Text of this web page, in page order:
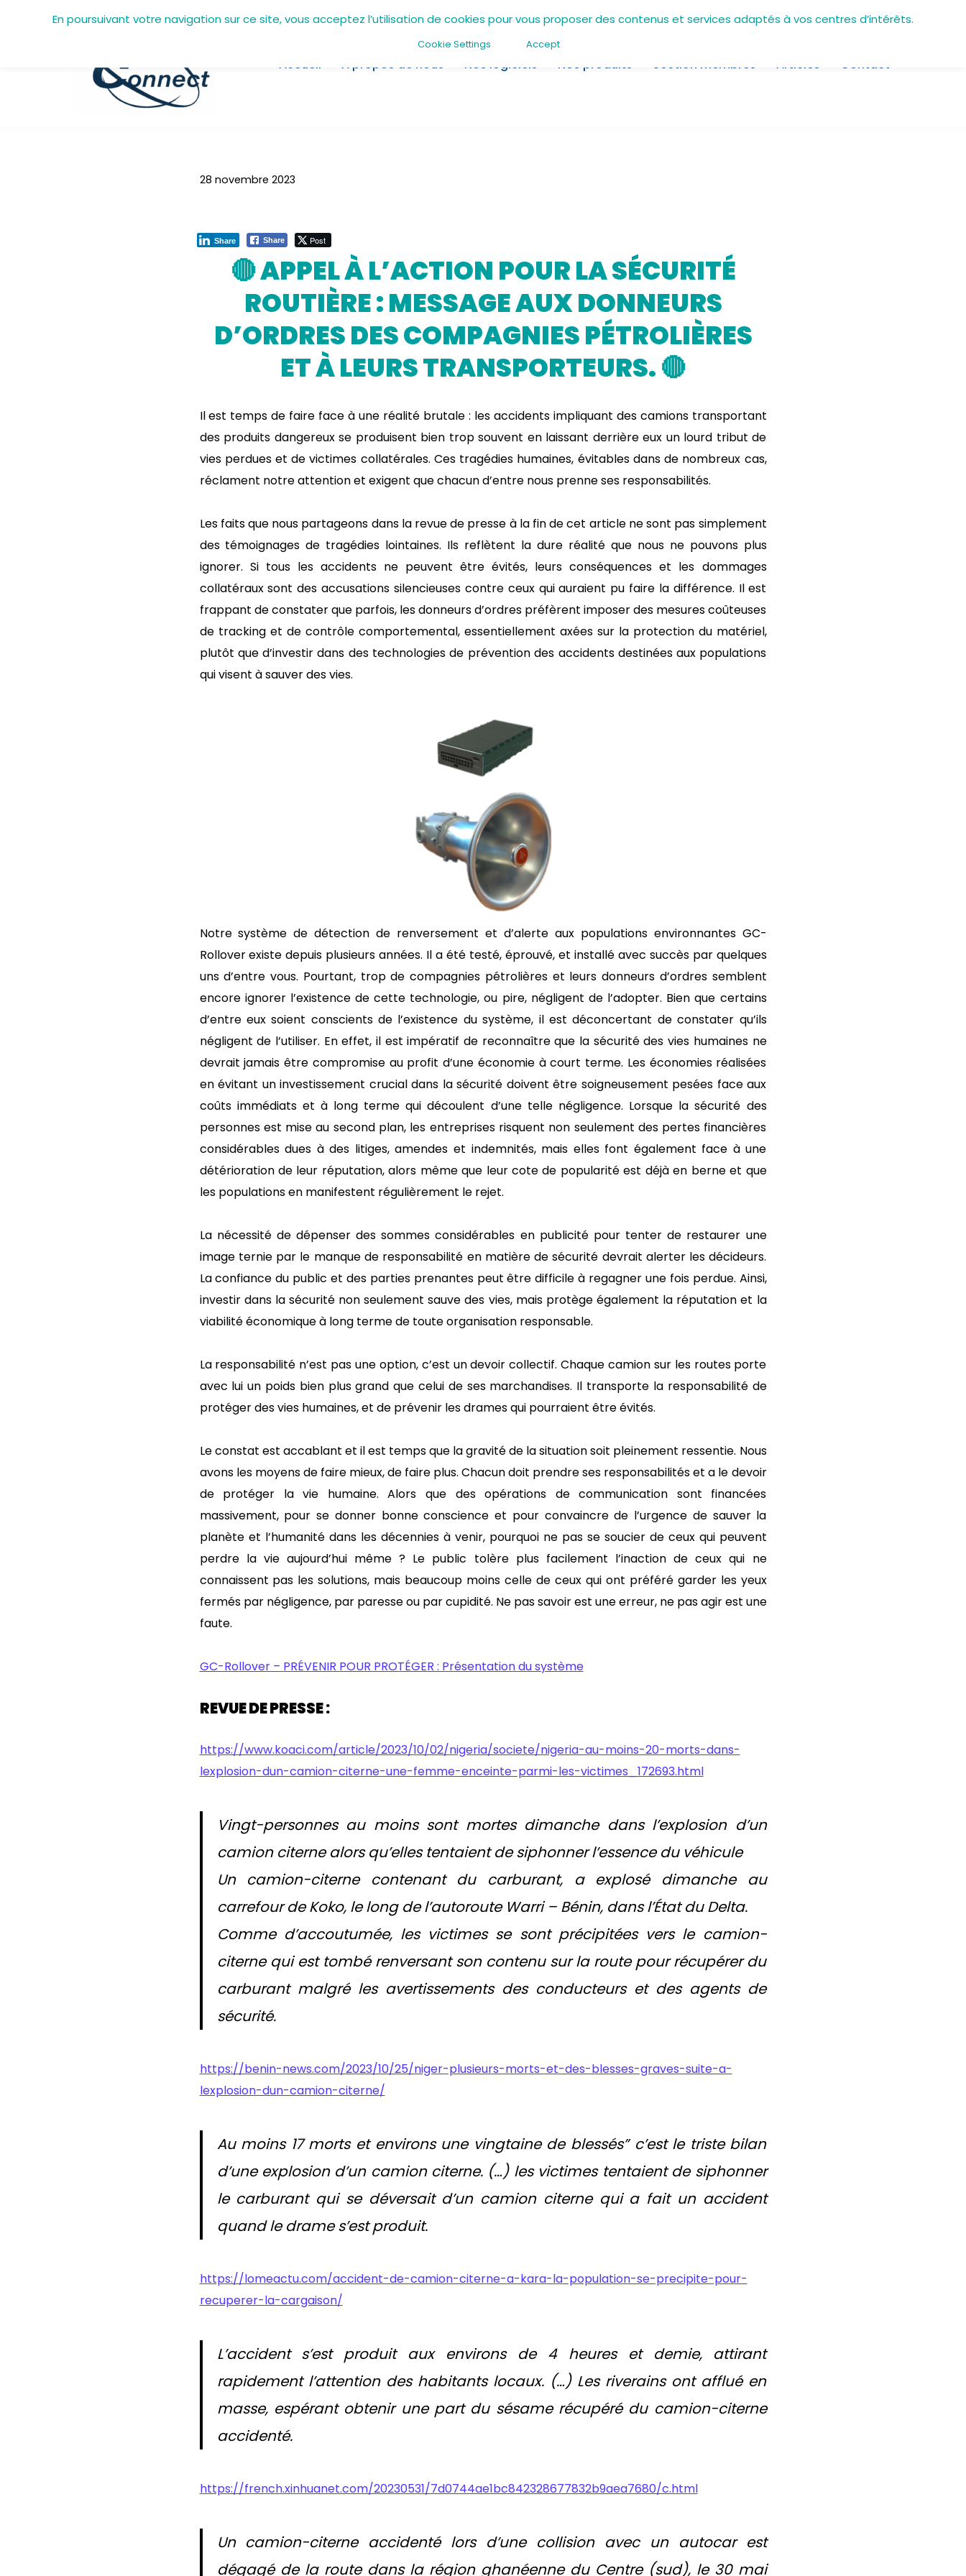
Accueil A propos de nous Nos logiciels Nos produits Section membres Articles Contact
28 novembre 2023
Share Post
Share
🔴 APPEL À L’ACTION POUR LA SÉCURITÉ
ROUTIÈRE : MESSAGE AUX DONNEURS
D’ORDRES DES COMPAGNIES PÉTROLIÈRES
ET À LEURS TRANSPORTEURS. 🔴
Il est temps de faire face à une réalité brutale : les accidents impliquant des camions transportant
des produits dangereux se produisent bien trop souvent en laissant derrière eux un lourd tribut de
vies perdues et de victimes collatérales. Ces tragédies humaines, évitables dans de nombreux cas,
réclament notre attention et exigent que chacun d’entre nous prenne ses responsabilités.
Les faits que nous partageons dans la revue de presse à la fin de cet article ne sont pas simplement
des témoignages de tragédies lointaines. Ils reflètent la dure réalité que nous ne pouvons plus
ignorer. Si tous les accidents ne peuvent être évités, leurs conséquences et les dommages
collatéraux sont des accusations silencieuses contre ceux qui auraient pu faire la différence. Il est
frappant de constater que parfois, les donneurs d’ordres préfèrent imposer des mesures coûteuses
de tracking et de contrôle comportemental, essentiellement axées sur la protection du matériel,
plutôt que d’investir dans des technologies de prévention des accidents destinées aux populations
qui visent à sauver des vies.
Notre système de détection de renversement et d’alerte aux populations environnantes GC-
Rollover existe depuis plusieurs années. Il a été testé, éprouvé, et installé avec succès par quelques
uns d’entre vous. Pourtant, trop de compagnies pétrolières et leurs donneurs d’ordres semblent
encore ignorer l’existence de cette technologie, ou pire, négligent de l’adopter. Bien que certains
d’entre eux soient conscients de l’existence du système, il est déconcertant de constater qu’ils
négligent de l’utiliser. En effet, il est impératif de reconnaître que la sécurité des vies humaines ne
devrait jamais être compromise au profit d’une économie à court terme. Les économies réalisées
en évitant un investissement crucial dans la sécurité doivent être soigneusement pesées face aux
coûts immédiats et à long terme qui découlent d’une telle négligence. Lorsque la sécurité des
personnes est mise au second plan, les entreprises risquent non seulement des pertes financières
considérables dues à des litiges, amendes et indemnités, mais elles font également face à une
détérioration de leur réputation, alors même que leur cote de popularité est déjà en berne et que
les populations en manifestent régulièrement le rejet.
La nécessité de dépenser des sommes considérables en publicité pour tenter de restaurer une
image ternie par le manque de responsabilité en matière de sécurité devrait alerter les décideurs.
La confiance du public et des parties prenantes peut être difficile à regagner une fois perdue. Ainsi,
investir dans la sécurité non seulement sauve des vies, mais protège également la réputation et la
viabilité économique à long terme de toute organisation responsable.
La responsabilité n’est pas une option, c’est un devoir collectif. Chaque camion sur les routes porte
avec lui un poids bien plus grand que celui de ses marchandises. Il transporte la responsabilité de
protéger des vies humaines, et de prévenir les drames qui pourraient être évités.
Le constat est accablant et il est temps que la gravité de la situation soit pleinement ressentie. Nous
avons les moyens de faire mieux, de faire plus. Chacun doit prendre ses responsabilités et a le devoir
de protéger la vie humaine. Alors que des opérations de communication sont financées
massivement, pour se donner bonne conscience et pour convaincre de l’urgence de sauver la
planète et l’humanité dans les décennies à venir, pourquoi ne pas se soucier de ceux qui peuvent
perdre la vie aujourd’hui même ? Le public tolère plus facilement l’inaction de ceux qui ne
connaissent pas les solutions, mais beaucoup moins celle de ceux qui ont préféré garder les yeux
fermés par négligence, par paresse ou par cupidité. Ne pas savoir est une erreur, ne pas agir est une
faute.
GC-Rollover – PRÉVENIR POUR PROTÉGER : Présentation du système
REVUE DE PRESSE :
https://www.koaci.com/article/2023/10/02/nigeria/societe/nigeria-au-moins-20-morts-dans-
lexplosion-dun-camion-citerne-une-femme-enceinte-parmi-les-victimes_172693.html
Vingt-personnes au moins sont mortes dimanche dans l’explosion d’un
camion citerne alors qu’elles tentaient de siphonner l’essence du véhicule
Un camion-citerne contenant du carburant, a explosé dimanche au
carrefour de Koko, le long de l’autoroute Warri – Bénin, dans l’État du Delta.
Comme d’accoutumée, les victimes se sont précipitées vers le camion-
citerne qui est tombé renversant son contenu sur la route pour récupérer du
carburant malgré les avertissements des conducteurs et des agents de
sécurité.
https://benin-news.com/2023/10/25/niger-plusieurs-morts-et-des-blesses-graves-suite-a-
lexplosion-dun-camion-citerne/
Au moins 17 morts et environs une vingtaine de blessés” c’est le triste bilan
d’une explosion d’un camion citerne. (…) les victimes tentaient de siphonner
le carburant qui se déversait d’un camion citerne qui a fait un accident
quand le drame s’est produit.
https://lomeactu.com/accident-de-camion-citerne-a-kara-la-population-se-precipite-pour-
recuperer-la-cargaison/
L’accident s’est produit aux environs de 4 heures et demie, attirant
rapidement l’attention des habitants locaux. (…) Les riverains ont afflué en
masse, espérant obtenir une part du sésame récupéré du camion-citerne
accidenté.
https://french.xinhuanet.com/20230531/7d0744ae1bc842328677832b9aea7680/c.html
Un camion-citerne accidenté lors d’une collision avec un autocar est
dégagé de la route dans la région ghanéenne du Centre (sud), le 30 mai
En poursuivant votre navigation sur ce site, vous acceptez l’utilisation de cookies pour vous proposer des contenus et services adaptés à vos centres d’intérêts.
Cookie Settings Accept